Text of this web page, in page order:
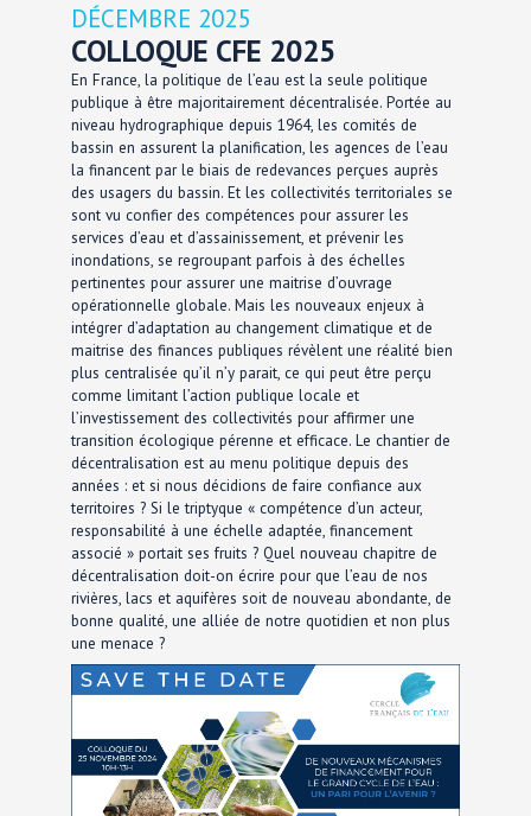
DÉCEMBRE 2025
COLLOQUE CFE 2025
En France, la politique de l’eau est la seule politique
publique à être majoritairement décentralisée. Portée au
niveau hydrographique depuis 1964, les comités de
bassin en assurent la planification, les agences de l’eau
la financent par le biais de redevances perçues auprès
des usagers du bassin. Et les collectivités territoriales se
sont vu confier des compétences pour assurer les
services d’eau et d’assainissement, et prévenir les
inondations, se regroupant parfois à des échelles
pertinentes pour assurer une maitrise d’ouvrage
opérationnelle globale. Mais les nouveaux enjeux à
intégrer d’adaptation au changement climatique et de
maitrise des finances publiques révèlent une réalité bien
plus centralisée qu’il n’y parait, ce qui peut être perçu
comme limitant l’action publique locale et
l’investissement des collectivités pour affirmer une
transition écologique pérenne et efficace. Le chantier de
décentralisation est au menu politique depuis des
années : et si nous décidions de faire confiance aux
territoires ? Si le triptyque « compétence d’un acteur,
responsabilité à une échelle adaptée, financement
associé » portait ses fruits ? Quel nouveau chapitre de
décentralisation doit-on écrire pour que l’eau de nos
rivières, lacs et aquifères soit de nouveau abondante, de
bonne qualité, une alliée de notre quotidien et non plus
une menace ?